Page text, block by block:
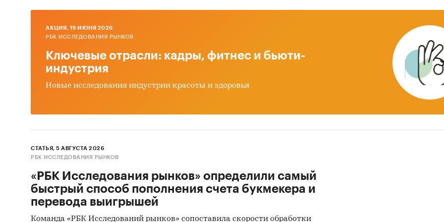
Сбор и анализ данных от участников рынка
предприятий, данные с сайтов, тематических порталов)
Федеральная служба государственной статистики РФ
Федеральная таможенная служба (ВЭД)
специализированные издания, журналы: национальные,
региональные, местные)
AКЦИЯ, 19 ИЮНЯ 2026
РБК ИССЛЕДОВАНИЯ РЫНКОВ
Ключевые отрасли: кадры, фитнес и бьюти-
индустрия
Новые исследования индустрии красоты и здоровья
СТАТЬЯ, 5 АВГУСТА 2026
РБК ИССЛЕДОВАНИЯ РЫНКОВ
«РБК Исследования рынков» определили самый
быстрый способ пополнения счета букмекера и
перевода выигрышей
Команда «РБК Исследований рынков» сопоставила скорости обработки